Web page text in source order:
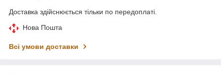
Доставка здійснюється тільки по передоплаті.
Нова Пошта
Всі умови доставки